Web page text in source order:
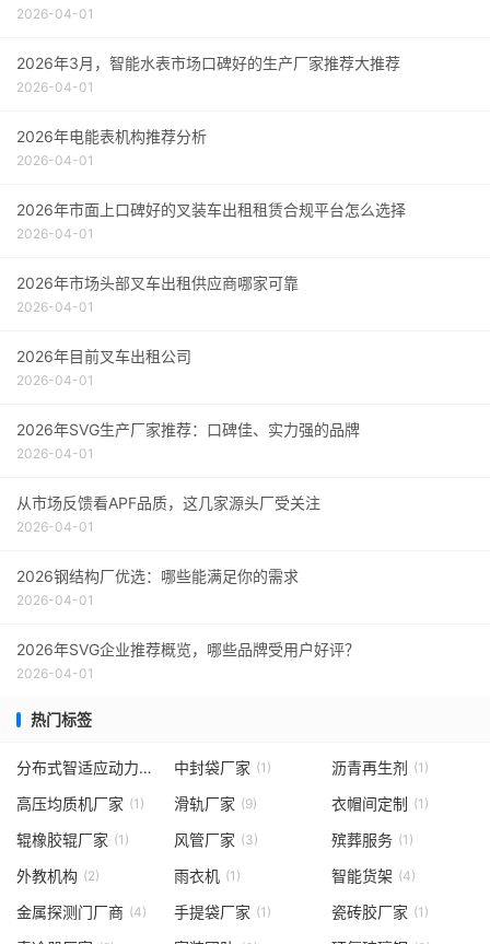
2026-04-01
2026年3月，智能水表市场口碑好的生产厂家推荐大推荐
2026-04-01
2026年电能表机构推荐分析
2026-04-01
2026年市面上口碑好的叉装车出租租赁合规平台怎么选择
2026-04-01
2026年市场头部叉车出租供应商哪家可靠
2026-04-01
2026年目前叉车出租公司
2026-04-01
2026年SVG生产厂家推荐：口碑佳、实力强的品牌
2026-04-01
从市场反馈看APF品质，这几家源头厂受关注
2026-04-01
2026钢结构厂优选：哪些能满足你的需求
2026-04-01
2026年SVG企业推荐概览，哪些品牌受用户好评？
2026-04-01
热门标签
分布式智适应动力模块 (1)
中封袋厂家 (1) 沥青再生剂 (1)
高压均质机厂家 (1) 滑轨厂家 (9) 衣帽间定制 (1)
辊橡胶辊厂家 (1) 风管厂家 (3) 殡葬服务 (1)
外教机构 (2) 雨衣机 (1) 智能货架 (4)
金属探测门厂商 (4) 手提袋厂家 (1) 瓷砖胶厂家 (1)